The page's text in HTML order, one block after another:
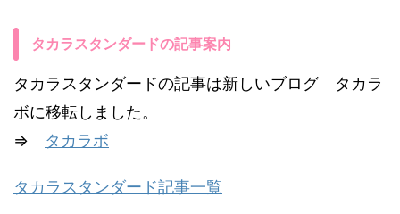
タカラスタンダードの記事案内
タカラスタンダードの記事は新しいブログ タカラ
ボに移転しました。
⇒ タカラボ
タカラスタンダード記事一覧